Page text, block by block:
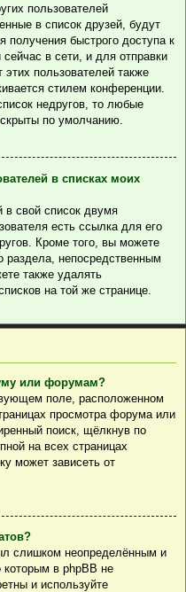
пользователей
в список друзей, будут
быстрого доступа к
в сети, и для отправки
пользователей также
стилем конференции.
недругов, то любые
по умолчанию.
в списках моих
в свой список двумя
есть ссылка для его
Кроме того, вы можете
раздела, непосредственным
также удалять
на той же странице.
или форумам?
поле, расположенном
просмотра форума или
поиск, щёлкнув по
на всех страницах
может зависеть от
слишком неопределённым и
в phpBB не
и используйте